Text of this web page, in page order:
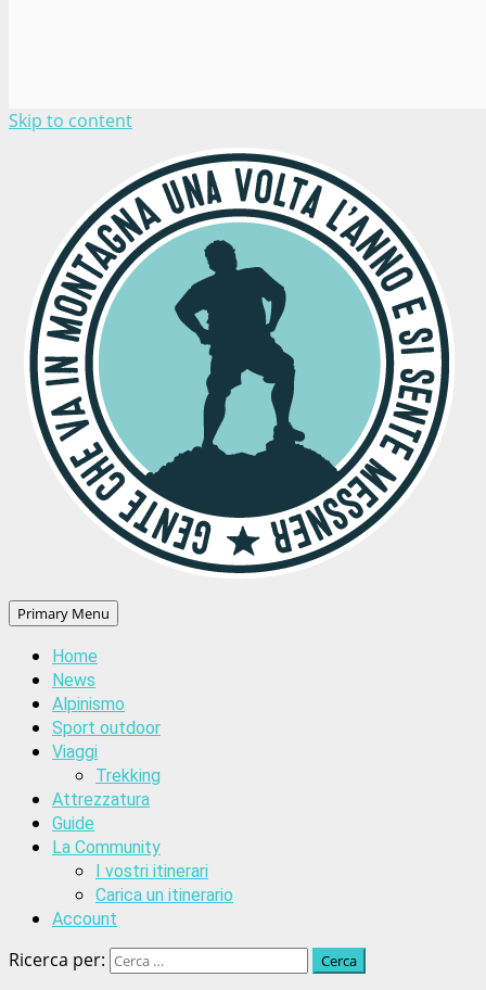
Skip to content
Primary Menu
Home
News
Alpinismo
Sport outdoor
Viaggi
Trekking
Attrezzatura
Guide
La Community
I vostri itinerari
Carica un itinerario
Account
Ricerca per: